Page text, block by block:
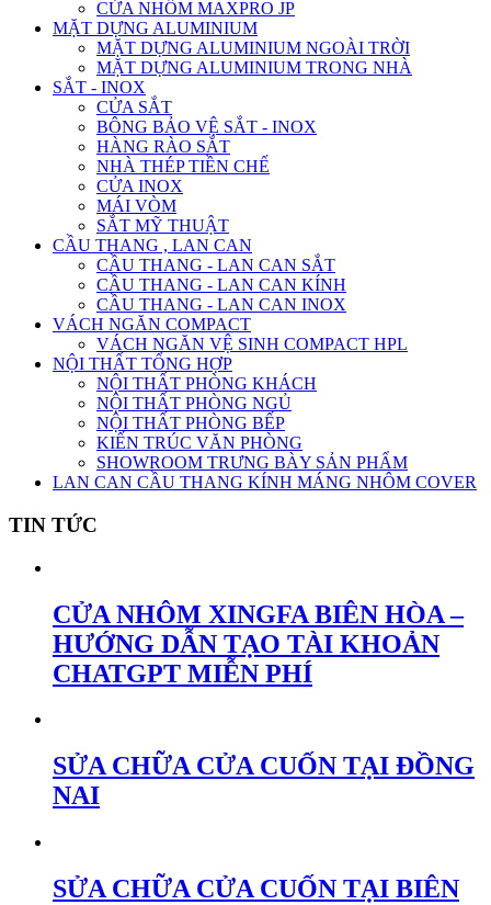
CỬA NHÔM MAXPRO JP
MẶT DỰNG ALUMINIUM
MẶT DỰNG ALUMINIUM NGOÀI TRỜI
MẶT DỰNG ALUMINIUM TRONG NHÀ
SẮT - INOX
CỬA SẮT
BÔNG BẢO VỆ SẮT - INOX
HÀNG RÀO SẮT
NHÀ THÉP TIỀN CHẾ
CỬA INOX
MÁI VÒM
SẮT MỸ THUẬT
CẦU THANG , LAN CAN
CẦU THANG - LAN CAN SẮT
CẦU THANG - LAN CAN KÍNH
CẦU THANG - LAN CAN INOX
VÁCH NGĂN COMPACT
VÁCH NGĂN VỆ SINH COMPACT HPL
NỘI THẤT TỔNG HỢP
NỘI THẤT PHÒNG KHÁCH
NỘI THẤT PHÒNG NGỦ
NỘI THẤT PHÒNG BẾP
KIẾN TRÚC VĂN PHÒNG
SHOWROOM TRƯNG BÀY SẢN PHẨM
LAN CAN CẦU THANG KÍNH MÁNG NHÔM COVER
TIN TỨC
CỬA NHÔM XINGFA BIÊN HÒA –
HƯỚNG DẪN TẠO TÀI KHOẢN
CHATGPT MIỄN PHÍ
SỬA CHỮA CỬA CUỐN TẠI ĐỒNG
NAI
SỬA CHỮA CỬA CUỐN TẠI BIÊN